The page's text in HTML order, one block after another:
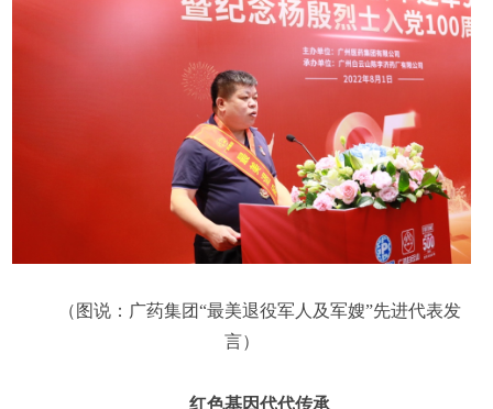
（图说：广药集团“最美退役军人及军嫂”先进代表发
言）
红色基因代代传承